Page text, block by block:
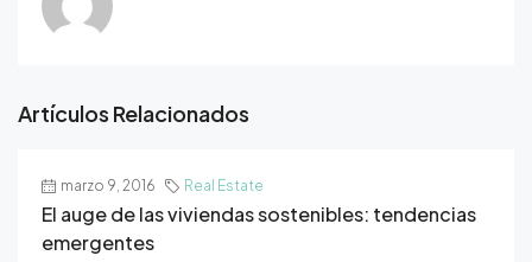
Artículos Relacionados
marzo 9, 2016 Real Estate
El auge de las viviendas sostenibles: tendencias
emergentes